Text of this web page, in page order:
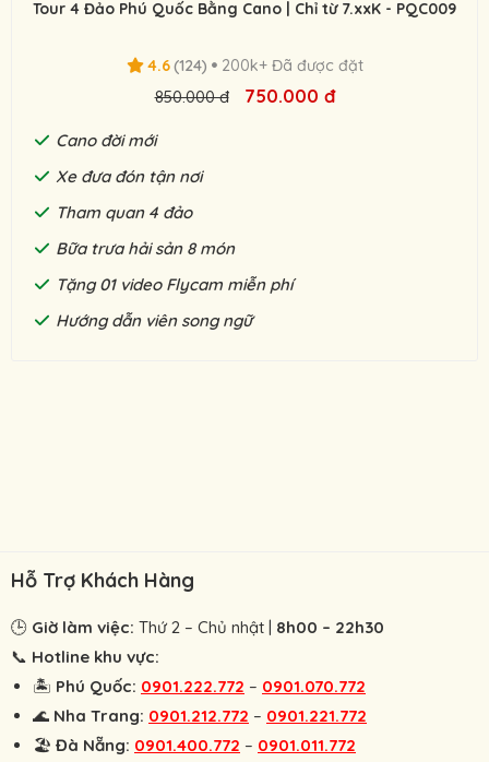
Tour 4 Đảo Phú Quốc Bằng Cano | Chỉ từ 7.xxK - PQC009
4.6(124) 200k+ Đã được đặt
850.000 đ 750.000 đ
Cano đời mới
Xe đưa đón tận nơi
Tham quan 4 đảo
Bữa trưa hải sản 8 món
Tặng 01 video Flycam miễn phí
Hướng dẫn viên song ngữ
Hỗ Trợ Khách Hàng
🕒 Giờ làm việc: Thứ 2 – Chủ nhật | 8h00 – 22h30
📞 Hotline khu vực:
🏝 Phú Quốc: 0901.222.772 – 0901.070.772
🌊 Nha Trang: 0901.212.772 – 0901.221.772
🏖 Đà Nẵng: 0901.400.772 – 0901.011.772